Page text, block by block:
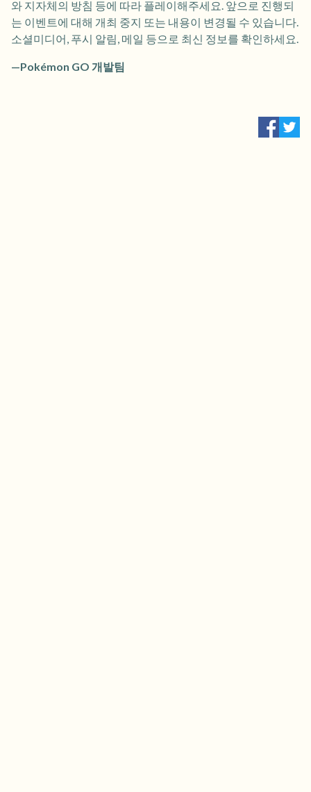
와 지자체의 방침 등에 따라 플레이해주세요. 앞으로 진행되
는 이벤트에 대해 개최 중지 또는 내용이 변경될 수 있습니다.
소셜미디어, 푸시 알림, 메일 등으로 최신 정보를 확인하세요.
—Pokémon GO 개발팀